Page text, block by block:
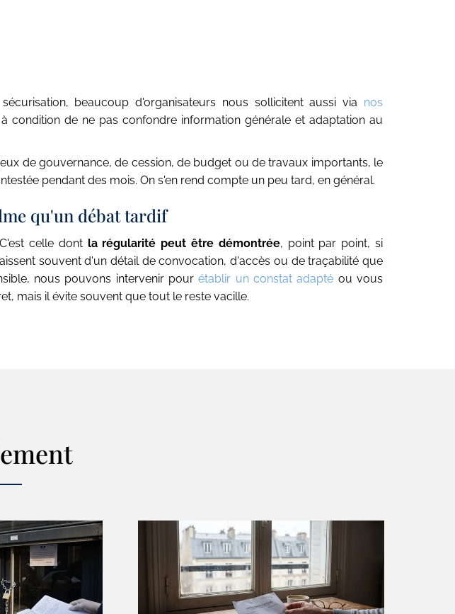
beaucoup d'organisateurs nous sollicitent aussi via nos
à condition de ne pas confondre information générale et adaptation au
de gouvernance, de cession, de budget ou de travaux importants, le
pendant des mois. On s'en rend compte un peu tard, en général.
qu'un débat tardif
celle dont la régularité peut être démontrée, point par point, si
souvent d'un détail de convocation, d'accès ou de traçabilité que
nous pouvons intervenir pourétablir un constat adapté ou vous
mais il évite souvent que tout le reste vacille.